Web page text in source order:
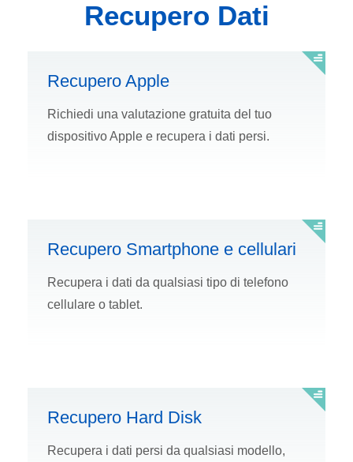
Recupero Dati
Recupero Apple
Richiedi una valutazione gratuita del tuo
dispositivo Apple e recupera i dati persi.
Recupero Smartphone e cellulari
Recupera i dati da qualsiasi tipo di telefono
cellulare o tablet.
Recupero Hard Disk
Recupera i dati persi da qualsiasi modello,